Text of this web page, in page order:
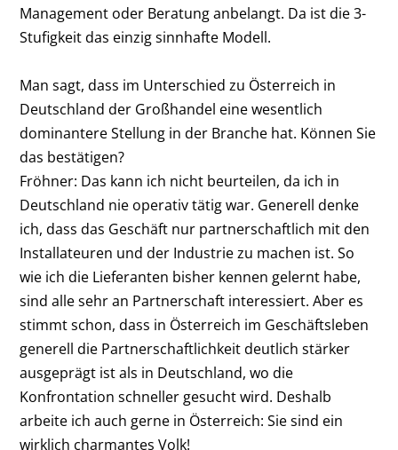
Management oder Beratung anbelangt. Da ist die 3-
Stufigkeit das einzig sinnhafte Modell.
Man sagt, dass im Unterschied zu Österreich in
Deutschland der Großhandel eine wesentlich
dominantere Stellung in der Branche hat. Können Sie
das bestätigen?
Fröhner: Das kann ich nicht beurteilen, da ich in
Deutschland nie operativ tätig war. Generell denke
ich, dass das Geschäft nur partnerschaftlich mit den
Installateuren und der Industrie zu machen ist. So
wie ich die Lieferanten bisher kennen gelernt habe,
sind alle sehr an Partnerschaft interessiert. Aber es
stimmt schon, dass in Österreich im Geschäftsleben
generell die Partnerschaftlichkeit deutlich stärker
ausgeprägt ist als in Deutschland, wo die
Konfrontation schneller gesucht wird. Deshalb
arbeite ich auch gerne in Österreich: Sie sind ein
wirklich charmantes Volk!